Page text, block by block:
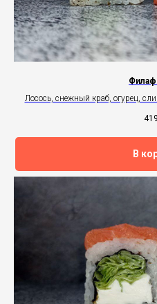
Лосось, снежный краб, огурец,
419
В